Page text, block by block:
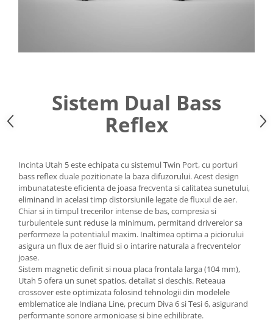
Sistem Dual Bass
Reflex
Incinta Utah 5 este echipata cu sistemul Twin Port, cu porturi
bass reflex duale pozitionate la baza difuzorului. Acest design
imbunatateste eficienta de joasa frecventa si calitatea sunetului,
eliminand in acelasi timp distorsiunile legate de fluxul de aer.
Chiar si in timpul trecerilor intense de bas, compresia si
turbulentele sunt reduse la minimum, permitand driverelor sa
performeze la potentialul maxim. Inaltimea optima a piciorului
asigura un flux de aer fluid si o intarire naturala a frecventelor
joase.
Sistem magnetic definit si noua placa frontala larga (104 mm),
Utah 5 ofera un sunet spatios, detaliat si deschis. Reteaua
crossover este optimizata folosind tehnologii din modelele
emblematice ale Indiana Line, precum Diva 6 si Tesi 6, asigurand
performante sonore armonioase si bine echilibrate.